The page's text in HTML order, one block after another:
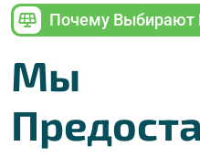
Почему Выбирают
Мы